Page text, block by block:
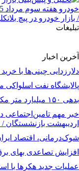
تبلیغات
آخرین اخبار
دلارزدایی چینی‌ها با
پالایشگاه نفت اسلواکی
بدهی ۱۵۰ میلیارد متر مکعبی صنعت آب به آب‌های زیرزمینی کشور
خبر مهم تامین‌اجتماعی
اردیبهشت بازنشستگان /
شوک‌درمانی، اقتصاد
افزایش تصاعدی بهای
عملیات جدید هکرها با